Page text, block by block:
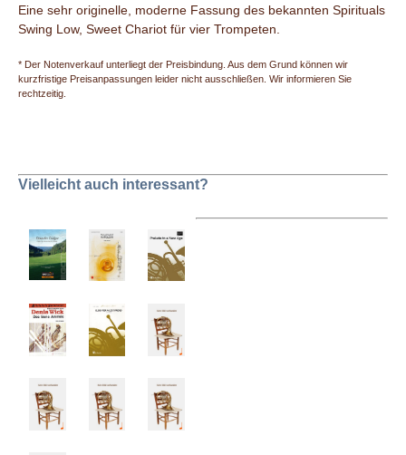
Eine sehr originelle, moderne Fassung des bekannten Spirituals
Swing Low, Sweet Chariot für vier Trompeten.
* Der Notenverkauf unterliegt der Preisbindung. Aus dem Grund können wir
kurzfristige Preisanpassungen leider nicht ausschließen. Wir informieren Sie
rechtzeitig.
Vielleicht auch interessant?